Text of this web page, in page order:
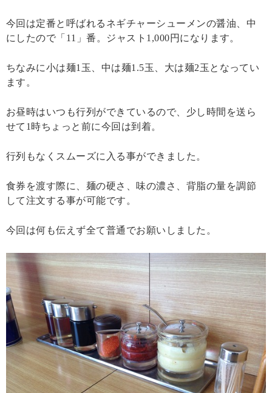
今回は定番と呼ばれるネギチャーシューメンの醤油、中
にしたので「11」番。ジャスト1,000円になります。
ちなみに小は麺1玉、中は麺1.5玉、大は麺2玉となってい
ます。
お昼時はいつも行列ができているので、少し時間を送ら
せて1時ちょっと前に今回は到着。
行列もなくスムーズに入る事ができました。
食券を渡す際に、麺の硬さ、味の濃さ、背脂の量を調節
して注文する事が可能です。
今回は何も伝えず全て普通でお願いしました。